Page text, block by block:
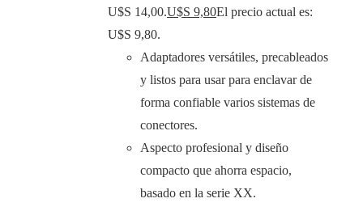
U$S 14,00.U$S 9,80El precio actual es:
U$S 9,80.
Adaptadores versátiles, precableados
y listos para usar para enclavar de
forma confiable varios sistemas de
conectores.
Aspecto profesional y diseño
compacto que ahorra espacio,
basado en la serie XX.